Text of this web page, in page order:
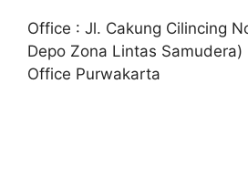
Office : Jl. Cakung Cilincing
Depo Zona Lintas Samudera)
Office Purwakarta